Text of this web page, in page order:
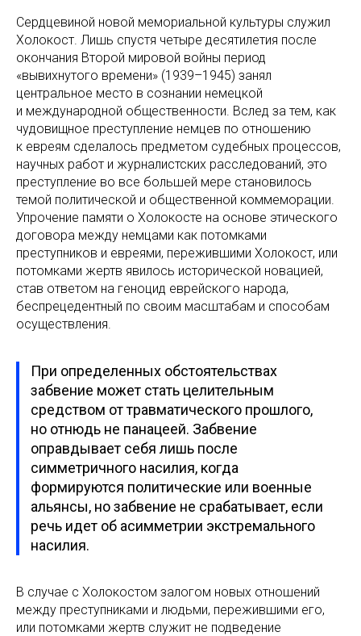
Сердцевиной новой мемориальной культуры служил
Холокост. Лишь спустя четыре десятилетия после
окончания Второй мировой войны период
«вывихнутого времени» (1939–1945) занял
центральное место в сознании немецкой
и международной общественности. Вслед за тем, как
чудовищное преступление немцев по отношению
к евреям сделалось предметом судебных процессов,
научных работ и журналистских расследований, это
преступление во все большей мере становилось
темой политической и общественной коммеморации.
Упрочение памяти о Холокосте на основе этического
договора между немцами как потомками
преступников и евреями, пережившими Холокост, или
потомками жертв явилось исторической новацией,
став ответом на геноцид еврейского народа,
беспрецедентный по своим масштабам и способам
осуществления.
При определенных обстоятельствах
забвение может стать целительным
средством от травматического прошлого,
но отнюдь не панацеей. Забвение
оправдывает себя лишь после
симметричного насилия, когда
формируются политические или военные
альянсы, но забвение не срабатывает, если
речь идет об асимметрии экстремального
насилия.
В случае с Холокостом залогом новых отношений
между преступниками и людьми, пережившими его,
или потомками жертв служит не подведение